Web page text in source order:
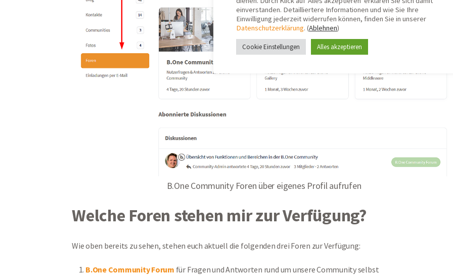
B.One Community Foren über eigenes Profil aufrufen
Welche Foren stehen mir zur Verfügung?
Wie oben bereits zu sehen, stehen euch aktuell die folgenden drei Foren zur Verfügung:
B.One Community Forum für Fragen und Antworten rund um unsere Community selbst
einverstanden. Detailliertere Informationen und wie Sie Ihre
Einwilligung jederzeit widerrufen können, finden Sie in unserer
Datenschutzerklärung. (Ablehnen)
Cookie Einstellungen Alles akzeptieren